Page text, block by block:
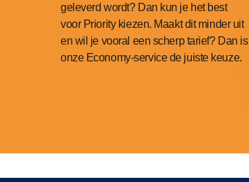
geleverd wordt? Dan kun je het best
voor Priority kiezen. Maakt dit minder uit
en wil je vooral een scherp tarief? Dan is
onze Economy-service de juiste keuze.